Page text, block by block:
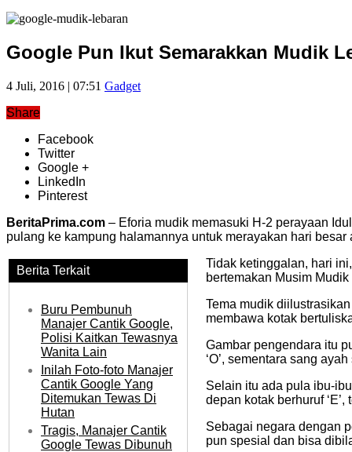
Google Pun Ikut Semarakkan Mudik
4 Juli, 2016 | 07:51 Gadget
Share
Facebook
Twitter
Google +
LinkedIn
Pinterest
BeritaPrima.com – Eforia mudik memasuki H-2 perayaan
pulang ke kampung halamannya untuk merayakan hari besar
Berita Terkait
Buru Pembunuh
Manajer Cantik Google,
Polisi Kaitkan Tewasnya
Wanita Lain
Inilah Foto-foto Manajer
Cantik Google Yang
Ditemukan Tewas Di
Hutan
Tragis, Manajer Cantik
Google Tewas Dibunuh
Tidak ketinggalan, hari
bertemakan Musim Mudik
Tema mudik
membawa kotak
Gambar pengendara itu
‘O’, sementara sang
Selain itu ada pula ibu-
depan kotak berhuruf
Sebagai negara dengan
pun spesial dan bisa